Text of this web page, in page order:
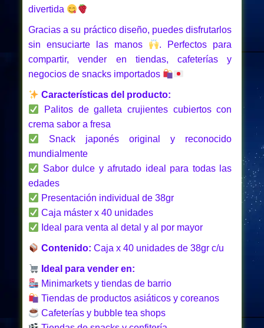
divertida
Gracias a su práctico diseño, puedes disfrutarlos
sin ensuciarte las manos
. Perfectos para
compartir, vender en tiendas, cafeterías y
negocios de snacks importados
Características del producto:
Palitos de galleta crujientes cubiertos con
crema sabor a fresa
Snack japonés original y reconocido
mundialmente
Sabor dulce y afrutado ideal para todas las
edades
Presentación individual de 38gr
Caja máster x 40 unidades
Ideal para venta al detal y al por mayor
Contenido: Caja x 40 unidades de 38gr c/u
Ideal para vender en:
Minimarkets y tiendas de barrio
Tiendas de productos asiáticos y coreanos
Cafeterías y bubble tea shops